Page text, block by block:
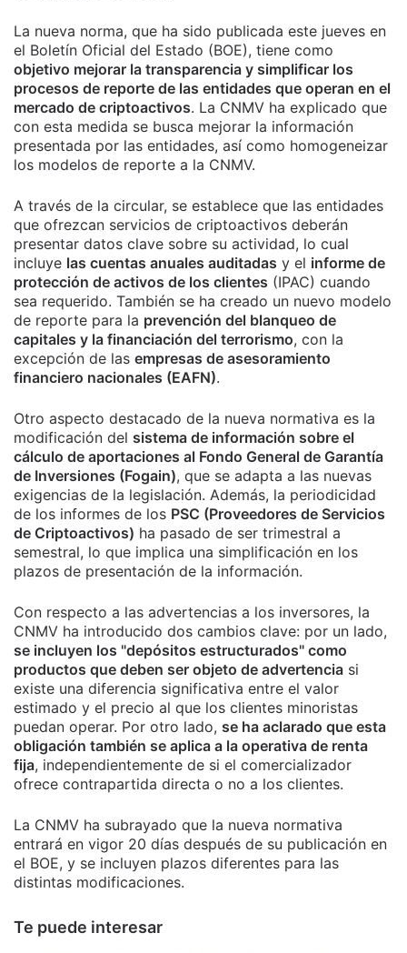
La nueva norma, que ha sido publicada este jueves en
el Boletín Oficial del Estado (BOE), tiene como
objetivo mejorar la transparencia y simplificar los
procesos de reporte de las entidades que operan en el
mercado de criptoactivos. La CNMV ha explicado que
con esta medida se busca mejorar la información
presentada por las entidades, así como homogeneizar
los modelos de reporte a la CNMV.
A través de la circular, se establece que las entidades
que ofrezcan servicios de criptoactivos deberán
presentar datos clave sobre su actividad, lo cual
incluye las cuentas anuales auditadas y el informe de
protección de activos de los clientes (IPAC) cuando
sea requerido. También se ha creado un nuevo modelo
de reporte para la prevención del blanqueo de
capitales y la financiación del terrorismo, con la
excepción de las empresas de asesoramiento
financiero nacionales (EAFN).
Otro aspecto destacado de la nueva normativa es la
modificación del sistema de información sobre el
cálculo de aportaciones al Fondo General de Garantía
de Inversiones (Fogain), que se adapta a las nuevas
exigencias de la legislación. Además, la periodicidad
de los informes de los PSC (Proveedores de Servicios
de Criptoactivos) ha pasado de ser trimestral a
semestral, lo que implica una simplificación en los
plazos de presentación de la información.
Con respecto a las advertencias a los inversores, la
CNMV ha introducido dos cambios clave: por un lado,
se incluyen los "depósitos estructurados" como
productos que deben ser objeto de advertencia si
existe una diferencia significativa entre el valor
estimado y el precio al que los clientes minoristas
puedan operar. Por otro lado, se ha aclarado que esta
obligación también se aplica a la operativa de renta
fija, independientemente de si el comercializador
ofrece contrapartida directa o no a los clientes.
La CNMV ha subrayado que la nueva normativa
entrará en vigor 20 días después de su publicación en
el BOE, y se incluyen plazos diferentes para las
distintas modificaciones.
Te puede interesar